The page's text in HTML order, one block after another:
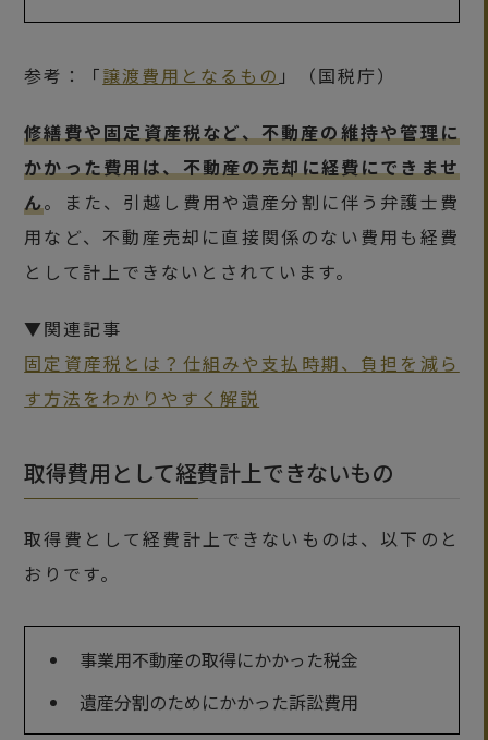
参考：「譲渡費用となるもの 」（国税庁）
修繕費や固定資産税など、不動産の維持や管理に
かかった費用は、不動産の売却に経費にできませ
ん。また、引越し費用や遺産分割に伴う弁護士費
用など、不動産売却に直接関係のない費用も経費
として計上できないとされています。
▼関連記事
固定資産税とは？仕組みや支払時期、負担を減ら
す方法をわかりやすく解説
取得費用として経費計上できないもの
取得費として経費計上できないものは、以下のと
おりです。
事業用不動産の取得にかかった税金
遺産分割のためにかかった訴訟費用